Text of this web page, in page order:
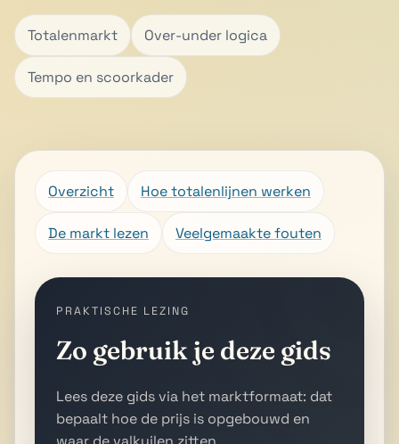
Totalenmarkt Over-under logica
Tempo en scoorkader
Overzicht Hoe totalenlijnen werken
De markt lezen Veelgemaakte fouten
PRAKTISCHE LEZING
Zo gebruik je deze gids
Lees deze gids via het marktformaat: dat
bepaalt hoe de prijs is opgebouwd en